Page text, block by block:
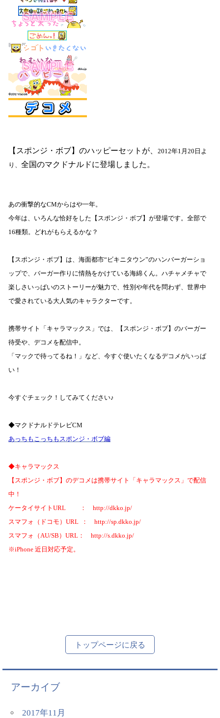
【スポンジ・ボブ】のハッピーセットが、 2012年1 月 20 日よ
り、 全国のマクドナルドに登場しました。
あの衝撃的なCMからはや一年。
今年は、いろんな恰好をした【スポンジ・ボブ】が登場です。全部で
16種類。どれがもらえるかな？
【スポンジ・ボブ】は、海面都市“ビキニタウン”のハンバーガーショ
ップで、バーガー作りに情熱をかけている海綿くん。ハチャメチャで
楽しさいっぱいのストーリーが魅力で、性別や年代を問わず、世界中
で愛されている大人気のキャラクターです。
携帯サイト「キャラマックス」では、【スポンジ・ボブ】のバーガー
待受や、デコメを配信中。
「マックで待ってるね！」など、今すぐ使いたくなるデコメがいっぱ
い！
今すぐチェック！してみてください♪
◆マクドナルドテレビCM
あっちもこっちもスポンジ・ボブ編
◆キャラマックス
【スポンジ・ボブ】のデコメは携帯サイト「キャラマックス」で配信
中！
ケータイサイト URL ： http://dkko.jp/
スマフォ（ドコモ） URL ： http://sp.dkko.jp/
スマフォ（AU/SB ） URL ： http://s.dkko.jp/
※iPhone 近日対応予定。
トップページに戻る
アーカイブ
2017年11月